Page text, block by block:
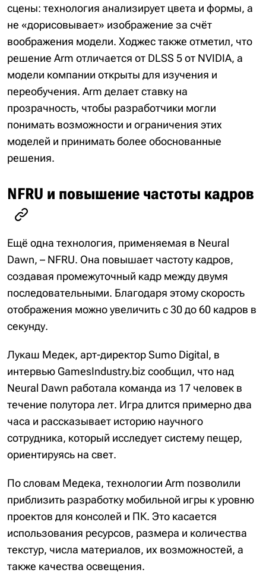
сцены: технология анализирует цвета и формы, а
не «дорисовывает» изображение за счёт
воображения модели. Ходжес также отметил, что
решение Arm отличается от DLSS 5 от NVIDIA, а
модели компании открыты для изучения и
переобучения. Arm делает ставку на
прозрачность, чтобы разработчики могли
понимать возможности и ограничения этих
моделей и принимать более обоснованные
решения.
NFRU и повышение частоты кадров
Ещё одна технология, применяемая в Neural
Dawn, – NFRU. Она повышает частоту кадров,
создавая промежуточный кадр между двумя
последовательными. Благодаря этому скорость
отображения можно увеличить с 30 до 60 кадров в
секунду.
Лукаш Медек, арт-директор Sumo Digital, в
интервью GamesIndustry.biz сообщил, что над
Neural Dawn работала команда из 17 человек в
течение полутора лет. Игра длится примерно два
часа и рассказывает историю научного
сотрудника, который исследует систему пещер,
ориентируясь на свет.
По словам Медека, технологии Arm позволили
приблизить разработку мобильной игры к уровню
проектов для консолей и ПК. Это касается
использования ресурсов, размера и количества
текстур, числа материалов, их возможностей, а
также качества освещения.